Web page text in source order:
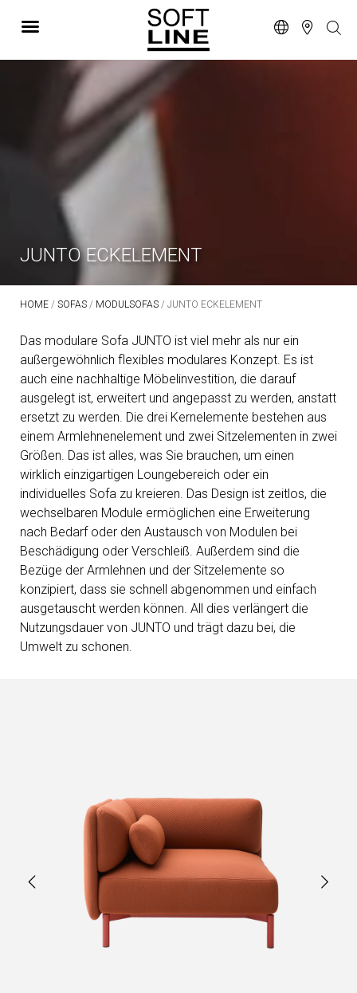
JUNTO ECKELEMENT
HOME / SOFAS / MODULSOFAS / JUNTO ECKELEMENT
Das modulare Sofa JUNTO ist viel mehr als nur ein
außergewöhnlich flexibles modulares Konzept. Es ist
auch eine nachhaltige Möbelinvestition, die darauf
ausgelegt ist, erweitert und angepasst zu werden, anstatt
ersetzt zu werden. Die drei Kernelemente bestehen aus
einem Armlehnenelement und zwei Sitzelementen in zwei
Größen. Das ist alles, was Sie brauchen, um einen
wirklich einzigartigen Loungebereich oder ein
individuelles Sofa zu kreieren. Das Design ist zeitlos, die
wechselbaren Module ermöglichen eine Erweiterung
nach Bedarf oder den Austausch von Modulen bei
Beschädigung oder Verschleiß. Außerdem sind die
Bezüge der Armlehnen und der Sitzelemente so
konzipiert, dass sie schnell abgenommen und einfach
ausgetauscht werden können. All dies verlängert die
Nutzungsdauer von JUNTO und trägt dazu bei, die
Umwelt zu schonen.